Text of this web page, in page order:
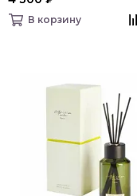
В корзину